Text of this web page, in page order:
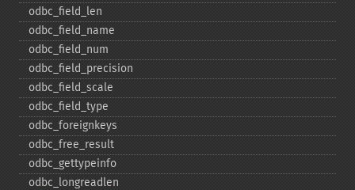
odbc_​field_​len
odbc_​field_​name
odbc_​field_​num
odbc_​field_​precision
odbc_​field_​scale
odbc_​field_​type
odbc_​foreignkeys
odbc_​free_​result
odbc_​gettypeinfo
odbc_​longreadlen